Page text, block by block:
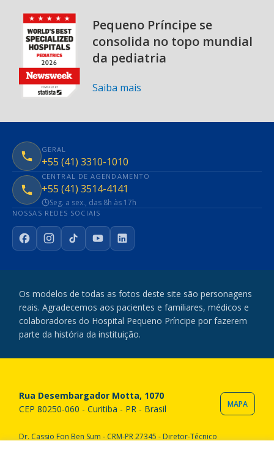
Pequeno Príncipe se
consolida no topo mundial
da pediatria
Saiba mais
GERAL
+55 (41) 3310-1010
CENTRAL DE AGENDAMENTO
+55 (41) 3514-4141
Seg. a sex., das 8h às 17h
NOSSAS REDES SOCIAIS
FacebookInstagram
TikTokYouTubeLinkedIn
Os modelos de todas as fotos deste site são personagens
reais. Agradecemos aos pacientes e familiares, médicos e
colaboradores do Hospital Pequeno Príncipe por fazerem
parte da história da instituição.
Rua Desembargador Motta, 1070
CEP 80250-060 - Curitiba - PR - Brasil
MAPA
Dr. Cassio Fon Ben Sum - CRM-PR 27345 - Diretor-Técnico